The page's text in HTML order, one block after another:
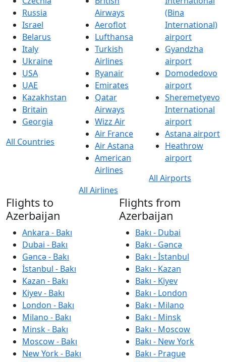
Russia
Israel
Belarus
Italy
Ukraine
USA
UAE
Kazakhstan
Britain
Georgia
All Countries
Airways
Aeroflot
Lufthansa
Turkish
Airlines
Ryanair
Emirates
Qatar
Airways
Wizz Air
Air France
Air Astana
American
Airlines
All Airlines
(Bina
International)
airport
Gyandzha
airport
Domodedovo
airport
Sheremetyevo
International
airport
Astana airport
Heathrow
airport
All Airports
Flights to
Azerbaijan
Ankara - Bakı
Dubai - Bakı
Gəncə - Bakı
İstanbul - Bakı
Kazan - Bakı
Kiyev - Bakı
London - Bakı
Milano - Bakı
Minsk - Bakı
Moscow - Bakı
New York - Bakı
Flights from
Azerbaijan
Bakı - Dubai
Bakı - Gəncə
Bakı - İstanbul
Bakı - Kazan
Bakı - Kiyev
Bakı - London
Bakı - Milano
Bakı - Minsk
Bakı - Moscow
Bakı - New York
Bakı - Prague